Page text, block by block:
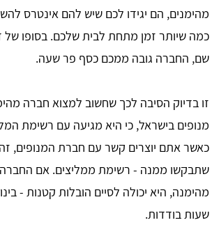
מהימנים, הם יגידו לכם שיש להם אינטרס
כמה שיותר זמן מתחת לבית שלכם. בסופו של
שם, החברה גובה ממכם כסף פר שעה.
זו בדיוק הסיבה לכך שחשוב למצוא חברה
מנופים בישראל, כי היא מגיעה עם רשימת
כאשר אתם יוצרים קשר עם חברת המנופים,
שתבקשו ממנה - רשימת ממליצים. אם החברה
מהימנה, היא יכולה לסיים הובלות קטנות -
שעות בודדות.